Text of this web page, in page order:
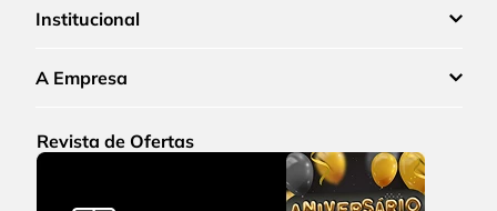
Institucional
A Empresa
Revista de Ofertas